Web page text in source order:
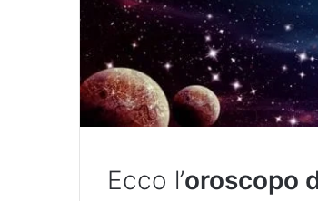
Ecco l’oroscopo